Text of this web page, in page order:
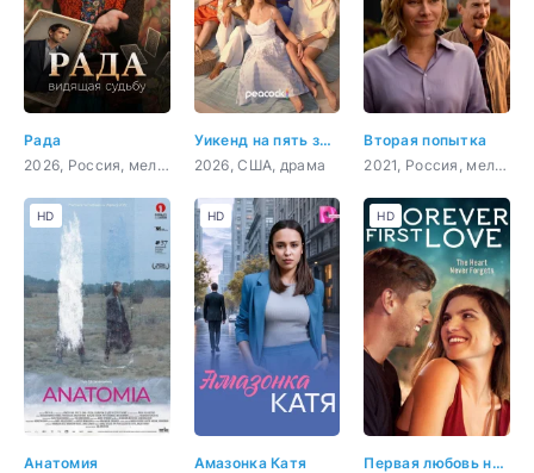
Рада
2026, Россия, мелодрама, детектив, криминал
Уикенд на пять звёзд
2026, США, драма
Вторая попытка
2021, Россия, мелодрама
Анатомия
HD
Амазонка Катя
HD
Первая любовь навсегда
HD